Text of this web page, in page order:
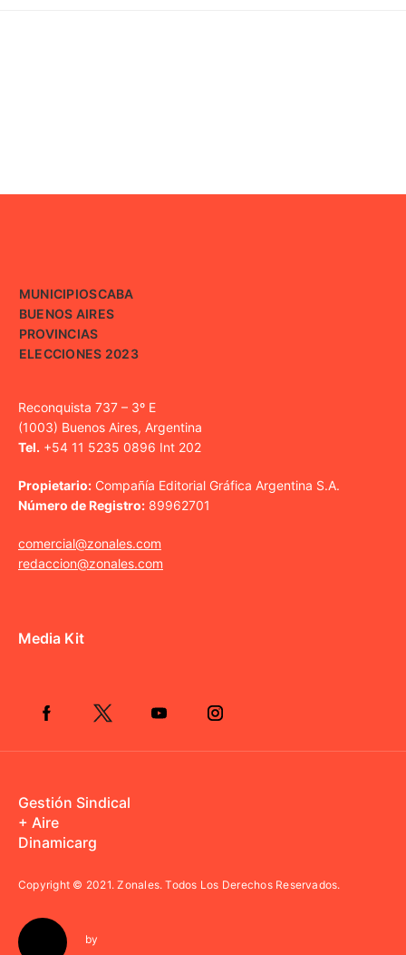
MUNICIPIOSCABA
BUENOS AIRES
PROVINCIAS
ELECCIONES 2023
Reconquista 737 – 3º E
(1003) Buenos Aires, Argentina
Tel. +54 11 5235 0896 Int 202
Propietario: Compañía Editorial Gráfica Argentina S.A.
Número de Registro: 89962701
comercial@zonales.com
redaccion@zonales.com
Media Kit
Gestión Sindical
+ Aire
Dinamicarg
Copyright © 2021.Zonales. Todos Los Derechos Reservados.
by